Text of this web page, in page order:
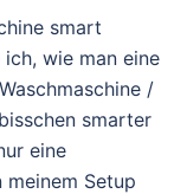
smart
wie man eine
/
smarter
eine
meinem Setup